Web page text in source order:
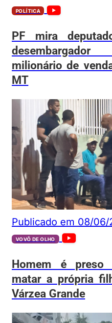
POLÍTICA
PF mira
milionário de
MT
Publicado em 08/06/
VOVÔ DE OLHO
Homem é preso
matar a própria
Várzea Grande